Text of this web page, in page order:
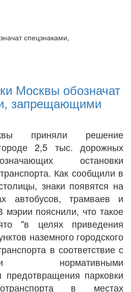
спецзнаками,
Москвы обозначат
запрещающими
приняли решение
2,5 тыс. дорожных
остановки
Как сообщили в
знаки появятся на
автобусов, трамваев и
мэрии пояснили, что такое
"в целях приведения
наземного городского
в соответствие с
нормативными
предотвращения парковки
в местах